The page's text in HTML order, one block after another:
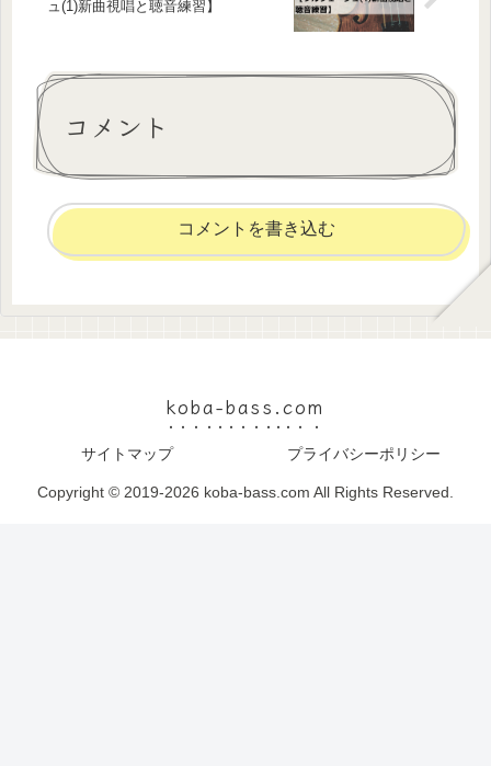
ュ(1)新曲視唱と聴音練習】
コメント
コメントを書き込む
koba-bass.com
サイトマップ プライバシーポリシー
Copyright © 2019-2026 koba-bass.com All Rights Reserved.